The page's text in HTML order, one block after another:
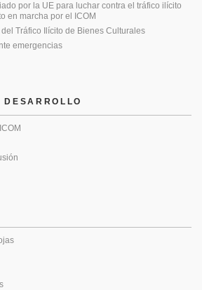
por la UE para luchar contra el tráfico ilícito
en marcha por el ICOM
Tráfico Ilícito de Bienes Culturales
emergencias
DESARROLLO